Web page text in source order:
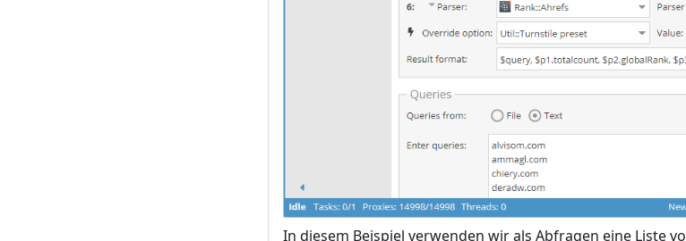
In diesem Beispiel verwenden wir als Abfragen eine Liste